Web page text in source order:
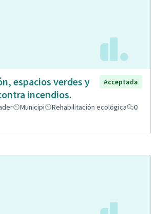
espacios verdes y
incendios.
Acceptada
Municipi Rehabilitación ecológica
0